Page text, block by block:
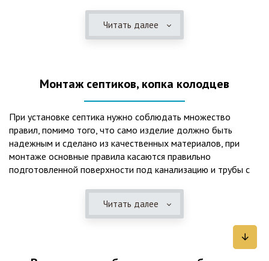
представления о требованиях ПУЭ, ведь не качественный
монтаж может привезти не только к выходу из строя
вод – самый эффективный способ из всех существующих
оборудования вода может применяться для хозяйственных
нужд и полива огорода, а остатки ила при чистке могут
стать эффективным удобрением. Нет необходимости
тратить средства на ассенизаторскую машину. Системы
монтируются при минимуме земляных работ, без грязи и
заезда крупной техники, даже при очень высоком уровне
грунтовых вод. Служат до 50 и более лет при уникальной
необходимо удалять ил, самостоятельно или с помощью
Читать далее
Монтаж септиков, копка колодцев
При установке септика нужно соблюдать множество
правил, помимо того, что само изделие должно быть
надежным и сделано из качественных материалов, при
монтаже основные правила касаются правильно
подготовленной поверхности под канализацию и трубы с
Мы установим Вам емкости для фильтрации и отстаивания
сточных вод по технологиям, не приводящим к загрязнению
Читать далее